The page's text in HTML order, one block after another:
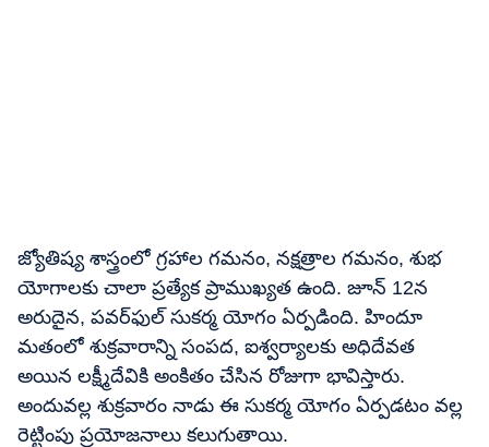
జ్యోతిష్య శాస్త్రంలో గ్రహాల గమనం, నక్షత్రాల గమనం, శుభ
యోగాలకు చాలా ప్రత్యేక ప్రాముఖ్యత ఉంది. జూన్ 12న
అరుదైన, పవర్‌ఫుల్ సుకర్మ యోగం ఏర్పడింది. హిందూ
మతంలో శుక్రవారాన్ని సంపద, ఐశ్వర్యాలకు అధిదేవత
అయిన లక్ష్మీదేవికి అంకితం చేసిన రోజుగా భావిస్తారు.
అందువల్ల శుక్రవారం నాడు ఈ సుకర్మ యోగం ఏర్పడటం వల్ల
రెట్టింపు ప్రయోజనాలు కలుగుతాయి.